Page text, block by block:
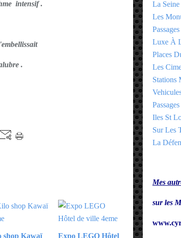
intensif .
.
shop Kawaï Expo LEGO Hôtel
La
Les
Luxe À
Places
Les
Stations
Iles St
Sur Les
La
Mes
sur les